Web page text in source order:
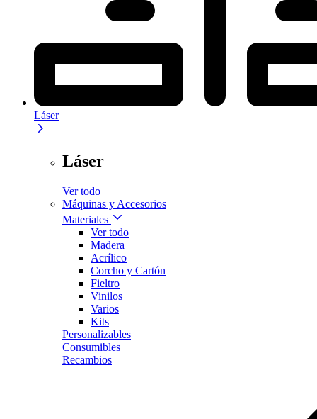
Láser
Láser
Ver todo
Máquinas y Accesorios
Materiales
Ver todo
Madera
Acrílico
Corcho y Cartón
Fieltro
Vinilos
Varios
Kits
Personalizables
Consumibles
Recambios